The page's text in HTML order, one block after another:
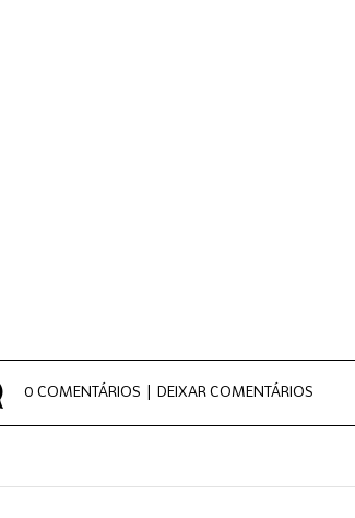
0 COMENTÁRIOS | DEIXAR COMENTÁRIOS